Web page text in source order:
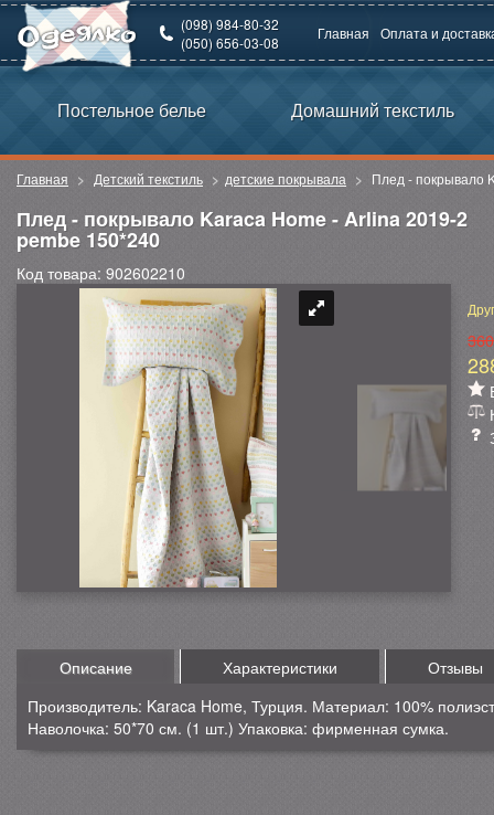
(098) 984-80-32
(050) 656-03-08
Главная Оплата и
Постельное белье Домашний текстиль
Главная Детский текстиль детские покрывала Плед - покрывало
Плед - покрывало Karaca Home - Arlina 2019-2
pembe 150*240
Код товара: 902602210
Производитель: Karaca Home, Турция. Материал: 100%
Наволочка: 50*70 см. (1 шт.) Упаковка: фирменная сумка.
Описание Характеристики Отзывы